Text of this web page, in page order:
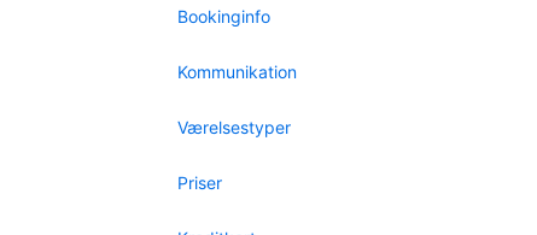
Bookinginfo
Kommunikation
Værelsestyper
Priser